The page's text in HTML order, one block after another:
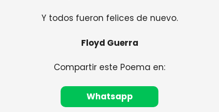
Y todos fueron felices de nuevo.
Floyd Guerra
Compartir este Poema en:
Whatsapp